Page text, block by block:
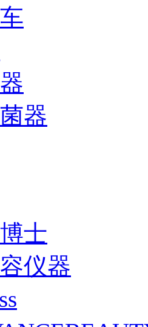
器
士
仪器